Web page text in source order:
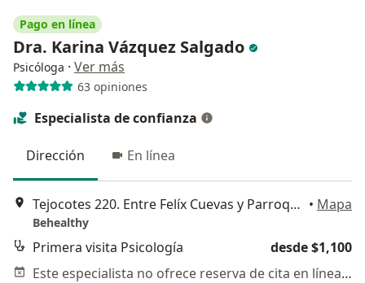
Pago en línea
Dra. Karina Vázquez Salgado
Psicóloga · Ver más
63 opiniones
Especialista de confianza
Dirección En línea
Tejocotes 220. Entre Felíx Cuevas y Parroquia. A un lado del estacionamiento de Liverpool y Galerias Insurgentes, Benito Juárez • Mapa
Behealthy
Primera visita Psicología
desde $1,100
Este especialista no ofrece reserva de cita en línea en esta dirección.